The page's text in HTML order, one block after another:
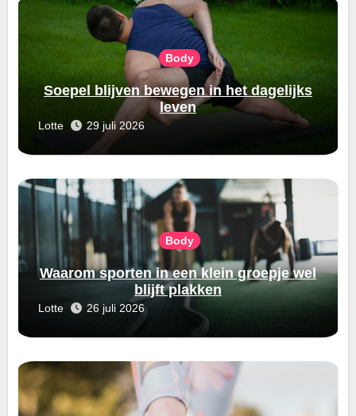
Body
Soepel blijven bewegen in het dagelijks
leven
Lotte 29 juli 2026
Body
Waarom sporten in een klein groepje wel
blijft plakken
Lotte 26 juli 2026